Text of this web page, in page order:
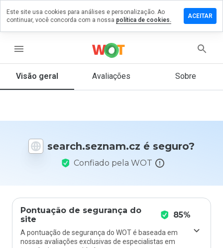
menu
Visão geral Avaliações Sobre
search.seznam.cz é seguro?
Confiado pela WOT
Pontuação de segurança do
site
85%
A pontuação de segurança do WOT é baseada em
nossas avaliações exclusivas de especialistas em
em
De 1
nota
Este site usa cookies para análises e personalização. Ao
continuar, você concorda com a nossa política de cookies.
ACEITAR